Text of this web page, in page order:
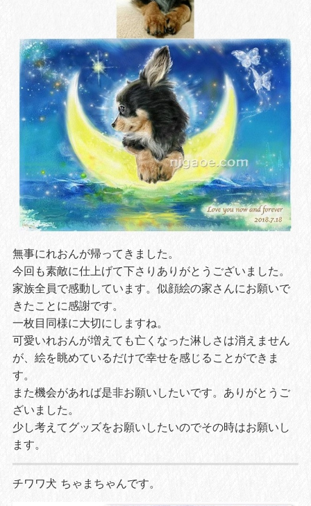
無事にれおんが帰ってきました。
今回も素敵に仕上げて下さりありがとうございました。
家族全員で感動しています。似顔絵の家さんにお願いで
きたことに感謝です。
一枚目同様に大切にしますね。
可愛いれおんが増えても亡くなった淋しさは消えません
が、絵を眺めているだけで幸せを感じることができま
す。
また機会があれば是非お願いしたいです。ありがとうご
ざいました。
少し考えてグッズをお願いしたいのでその時はお願いし
ます。
チワワ犬 ちゃまちゃんです。